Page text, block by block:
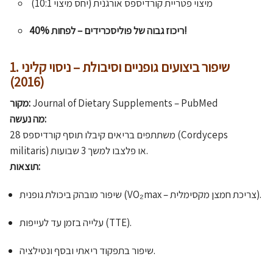
מיצוי פטריית קורדיספס אורגנית (יחס מיצוי 10:1)
ריכוז גבוה של פוליסכרידים – לפחות 40%!
1. שיפור ביצועים גופניים וסיבולת – ניסוי קליני
(2016)
מקור:Journal of Dietary Supplements –PubMed
מה נעשה:
28 משתתפים בריאים קיבלו תוסף קורדיספס (Cordyceps
militaris) או פלצבו למשך 3 שבועות.
תוצאות:
שיפור מובהק ביכולת גופנית (VO₂max – צריכת חמצן מקסימלית).
עלייה בזמן עד לעייפות (TTE).
שיפור בתפקוד ריאתי ובסף ונטילציה.